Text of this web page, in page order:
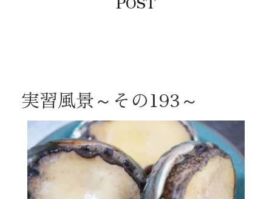
実習風景～その193～